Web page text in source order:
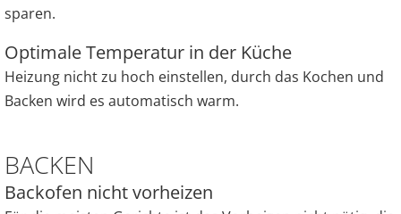
sparen.
Optimale Temperatur in der Küche
Heizung nicht zu hoch einstellen, durch das Kochen und
Backen wird es automatisch warm.
BACKEN
Backofen nicht vorheizen